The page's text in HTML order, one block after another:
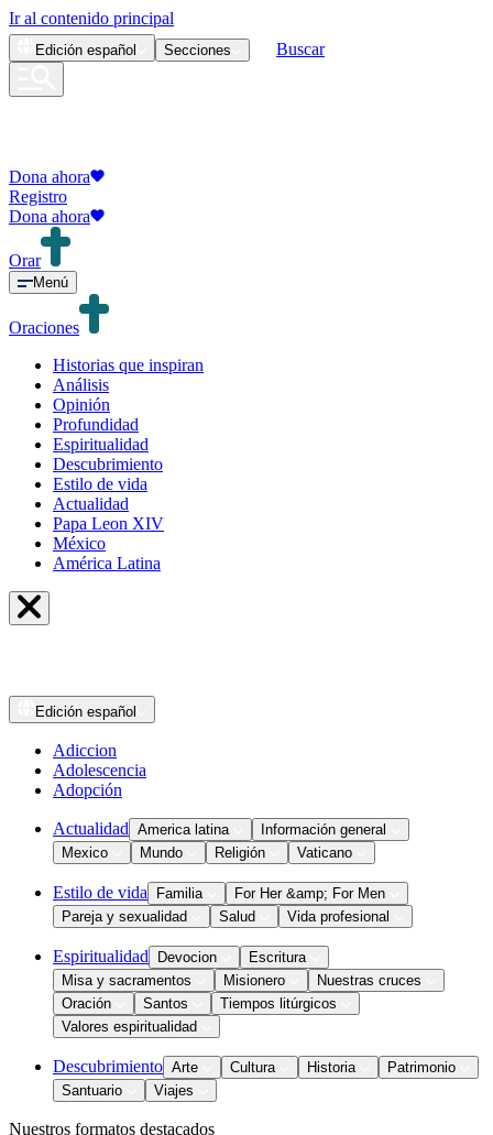
Ir al contenido principal
Edición español Secciones Buscar
Dona ahora
Registro
Dona ahora
Orar
Menú
Oraciones
Historias que inspiran
Análisis
Opinión
Profundidad
Espiritualidad
Descubrimiento
Estilo de vida
Actualidad
Papa Leon XIV
México
América Latina
Edición español
Adiccion
Adolescencia
Adopción
Actualidad America latina
Información general
Mexico
Mundo Religión Vaticano
Estilo de vida Familia
For Her &amp; For Men
Pareja y sexualidad
Salud Vida profesional
Espiritualidad Devocion
Escritura
Misa y sacramentos
Misionero
Nuestras cruces
Oración
Santos
Tiempos litúrgicos
Valores espiritualidad
Descubrimiento Arte Cultura Historia
Patrimonio
Santuario
Viajes
Nuestros formatos destacados